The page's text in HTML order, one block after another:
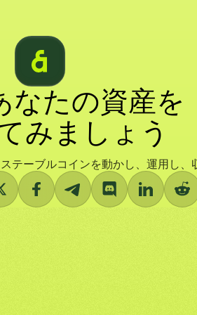
なたの資産を
みましょう
テーブルコインを動かし、運用し、